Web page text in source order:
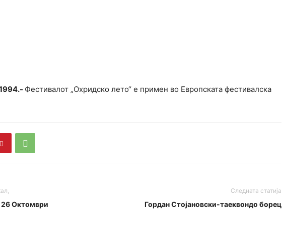
Фестивалот „Охридско лето“ е примен во Европската фестивалска
26 Октомври
Следната статија
Гордан Стојановски-таеквондо борец